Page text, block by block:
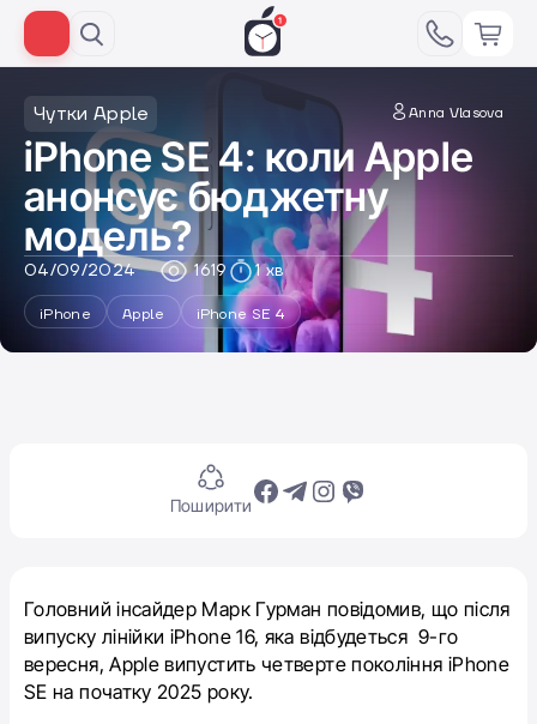
Чутки Apple Anna Vlasova
iPhone SE 4: коли Apple
анонсує бюджетну
модель?
04/09/2024 1619 1 хв
iPhone Apple iPhone SE 4
Поширити
Головний інсайдер Марк Гурман повідомив, що після
випуску лінійки iPhone 16, яка відбудеться 9-го
вересня, Apple випустить четверте покоління iPhone
SE на початку 2025 року.